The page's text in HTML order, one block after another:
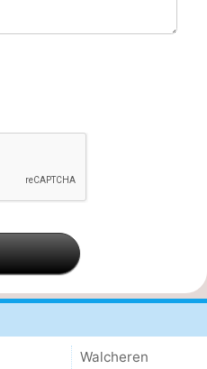
Walcheren